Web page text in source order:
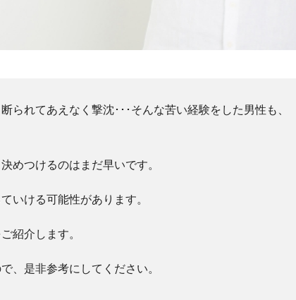
られてあえなく撃沈･･･そんな苦い経験をした男性も、
めつけるのはまだ早いです。
いける可能性があります。
紹介します。
、是非参考にしてください。